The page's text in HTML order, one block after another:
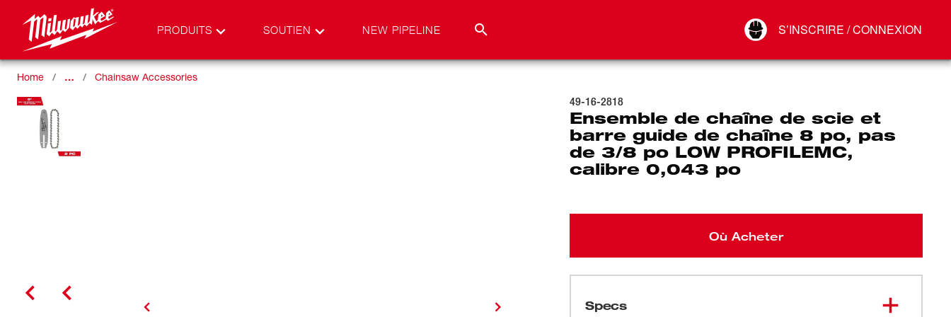
PRODUITS SOUTIEN NEW PIPELINE S’INSCRIRE / CONNEXION
Connect
Home … Chainsaw Accessories
49-16-2818
Ensemble de chaîne de scie et
barre guide de chaîne 8 po, pas
de 3/8 po LOW PROFILEMC,
calibre 0,043 po
Où Acheter
Specs